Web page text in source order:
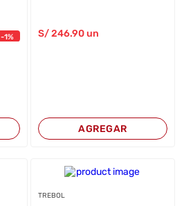
-1% S/246.90un
AGREGAR
TREBOL